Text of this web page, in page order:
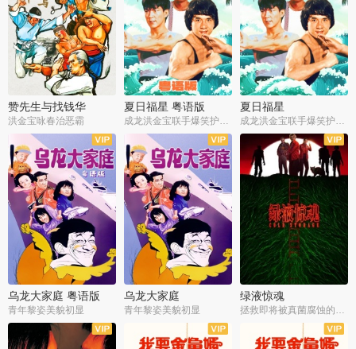
赞先生与找钱华
洪金宝咏春治恶霸
夏日福星 粤语版
成龙洪金宝联手爆笑护美女
夏日福星
成龙洪金宝联手爆笑护美女
乌龙大家庭 粤语版
青年黎姿美貌初显
乌龙大家庭
青年黎姿美貌初显
绿液惊魂
拯救即将被真菌腐蚀的世界